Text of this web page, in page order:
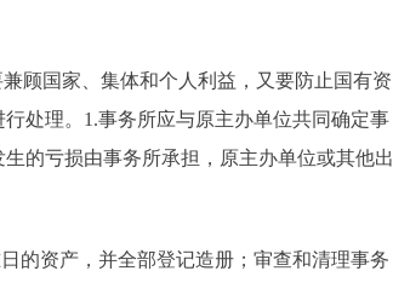
顾国家、集体和个人利益，又要防止国有资
处理。1.事务所应与原主办单位共同确定事
的亏损由事务所承担，原主办单位或其他出
资产，并全部登记造册；审查和清理事务